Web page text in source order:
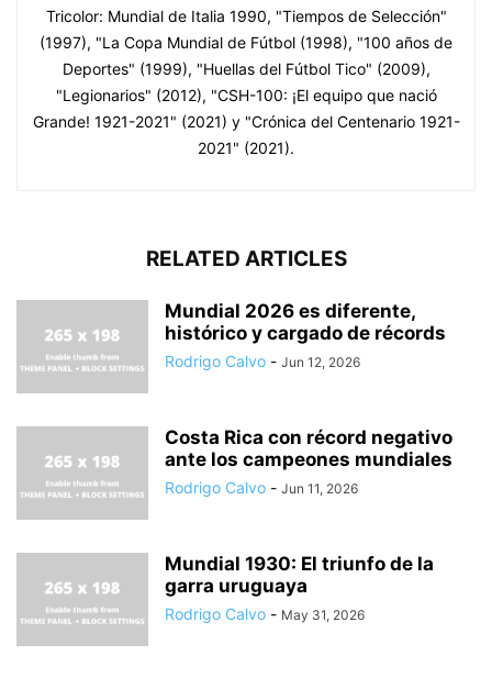
Tricolor: Mundial de Italia 1990, "Tiempos de Selección"
(1997), "La Copa Mundial de Fútbol (1998), "100 años de
Deportes" (1999), "Huellas del Fútbol Tico" (2009),
"Legionarios" (2012), "CSH-100: ¡El equipo que nació
Grande! 1921-2021" (2021) y "Crónica del Centenario 1921-
2021" (2021).
RELATED ARTICLES
Mundial 2026 es diferente,
histórico y cargado de récords
Rodrigo Calvo - Jun 12, 2026
Costa Rica con récord negativo
ante los campeones mundiales
Rodrigo Calvo - Jun 11, 2026
Mundial 1930: El triunfo de la
garra uruguaya
Rodrigo Calvo - May 31, 2026